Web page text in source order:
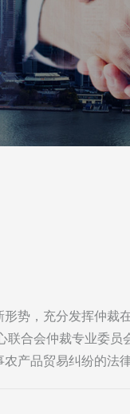
势，充分发挥仲裁
联合会仲裁专业委员
产品贸易纠纷的法